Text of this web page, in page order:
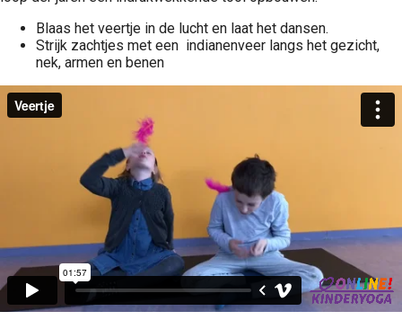
Blaas het veertje in de lucht en laat het dansen.
Strijk zachtjes met een indianenveer langs het gezicht,
nek, armen en benen